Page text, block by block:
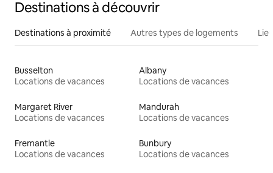
Destinations à découvrir
Destinations à proximité Autres types de logements
Busselton
Locations de vacances
Albany
Locations de vacances
Margaret River
Locations de vacances
Mandurah
Locations de vacances
Fremantle
Locations de vacances
Bunbury
Locations de vacances